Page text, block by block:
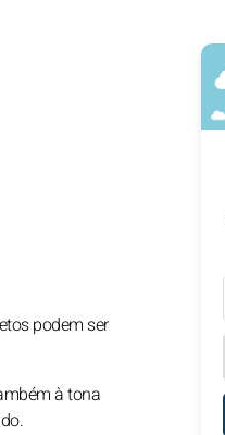
podem ser
à tona